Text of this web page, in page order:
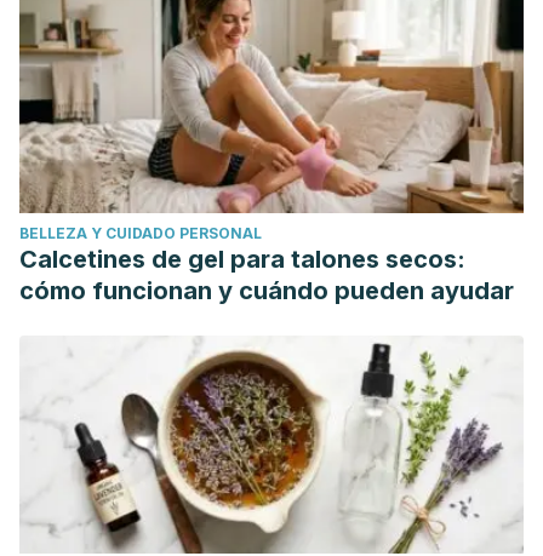
Components for Health”Glob J Health Sci
2012 May; 4(3):
72–86.
Fundación Española de Nutrición, Cangrejo de río, s.f.
https://studylib.es/doc/4820630/cangrejo-de-r%C3%ADo
—fen.-fundaci%C3%B3n-espa%C3%B1ola-de-la-
nutrici%C3%B3n
Daniel de Luis, “Cangrejo, un crustáceo de agua dulce”,
2018. http://www.ienva.org/web/index.php/es/nutrition-
news/1074-cangrejo-un-crustaceo-de-agua-dulce
BELLEZA Y CUIDADO PERSONAL
Calcetines de gel para talones secos:
cómo funcionan y cuándo pueden ayudar